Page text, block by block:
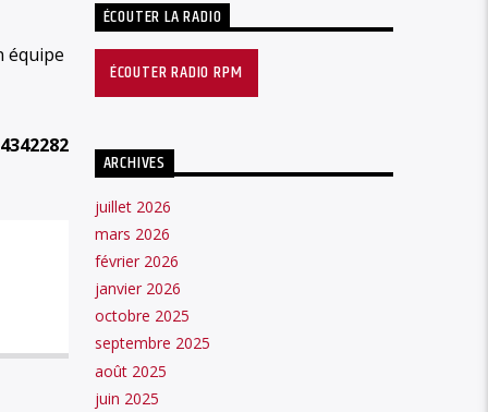
équipe
ÉCOUTER LA RADIO
ÉCOUTER RADIO RPM
ARCHIVES
juillet 2026
mars 2026
février 2026
janvier 2026
octobre 2025
septembre 2025
août 2025
juin 2025